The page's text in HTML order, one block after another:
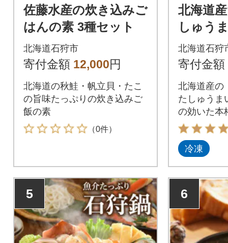
佐藤水産の炊き込みご
はんの素 3種セット
北海道石狩市
寄付金額 12,000円
北海道の秋鮭・帆立貝・たこ
の旨味たっぷりの炊き込みご
飯の素
（0件）
北海道
しゅう
腐
北海道石狩
寄付金額
北海道産の
たしゅうま
の効いた本
ト
冷凍
5 6